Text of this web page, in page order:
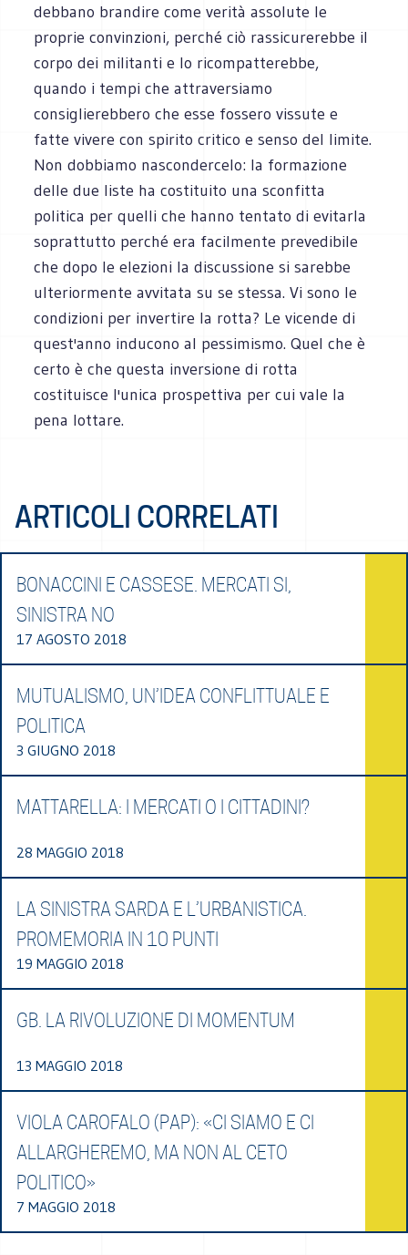
debbano brandire come verità assolute le
proprie convinzioni, perché ciò rassicurerebbe il
corpo dei militanti e lo ricompatterebbe,
quando i tempi che attraversiamo
consiglierebbero che esse fossero vissute e
fatte vivere con spirito critico e senso del limite.
Non dobbiamo nascondercelo: la formazione
delle due liste ha costituito una sconfitta
politica per quelli che hanno tentato di evitarla
soprattutto perché era facilmente prevedibile
che dopo le elezioni la discussione si sarebbe
ulteriormente avvitata su se stessa. Vi sono le
condizioni per invertire la rotta? Le vicende di
quest'anno inducono al pessimismo. Quel che è
certo è che questa inversione di rotta
costituisce l'unica prospettiva per cui vale la
pena lottare.
ARTICOLI CORRELATI
BONACCINI E CASSESE. MERCATI SI,
SINISTRA NO
17 AGOSTO 2018
MUTUALISMO, UN’IDEA CONFLITTUALE E
POLITICA
3 GIUGNO 2018
MATTARELLA: I MERCATI O I CITTADINI?
28 MAGGIO 2018
LA SINISTRA SARDA E L’URBANISTICA.
PROMEMORIA IN 10 PUNTI
19 MAGGIO 2018
GB. LA RIVOLUZIONE DI MOMENTUM
13 MAGGIO 2018
VIOLA CAROFALO (PAP): «CI SIAMO E CI
ALLARGHEREMO, MA NON AL CETO
POLITICO»
7 MAGGIO 2018